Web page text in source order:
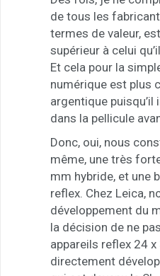
de tous les
termes de valeur,
supérieur à celui
Et cela pour la
numérique est plus
argentique puisqu’il
dans la pellicule
Donc, oui, nous
même, une très
mm hybride, et une
reflex. Chez Leica,
développement du
la décision de ne
appareils reflex 24
directement